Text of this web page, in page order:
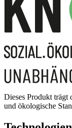
Dieses Produkt trägt
und ökologische